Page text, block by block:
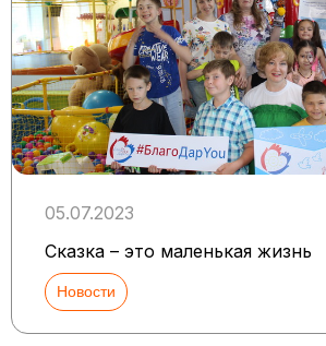
05.07.2023
Сказка – это маленькая жизнь
Новости